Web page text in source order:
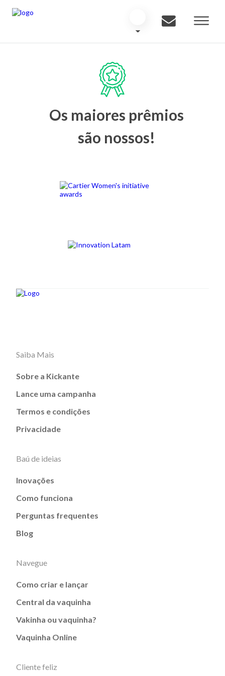
Os maiores prêmios
são nossos!
Saiba Mais
Sobre a Kickante
Lance uma campanha
Termos e condições
Privacidade
Baú de ideias
Inovações
Como funciona
Perguntas frequentes
Blog
Navegue
Como criar e lançar
Central da vaquinha
Vakinha ou vaquinha?
Vaquinha Online
Cliente feliz